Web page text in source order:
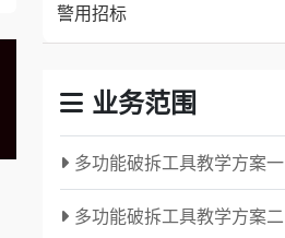
警用招标
业务范围
多功能破拆工具教学方案一
多功能破拆工具教学方案二